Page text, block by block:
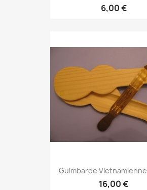
6,00 €
Guimbarde
16,00 €